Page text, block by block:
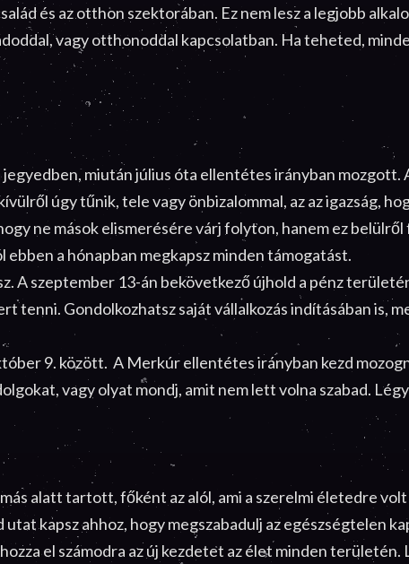
és az otthon szektorában. Ez nem lesz a legjobb
vagy otthonoddal kapcsolatban. Ha teheted,
miután július óta ellentétes irányban mozgott.
úgy tűnik, tele vagy önbizalommal, az az igazság,
ne mások elismerésére várj folyton, hanem ez belülről
a hónapban megkapsz minden támogatást.
A szeptember 13-án bekövetkező újhold a pénz
Gondolkozhatsz saját vállalkozás indításában is,
9. között. A Merkúr ellentétes irányban kezd
vagy olyat mondj, amit nem lett volna szabad.
alatt tartott, főként az alól, ami a szerelmi életedre volt
kapsz ahhoz, hogy megszabadulj az egészségtelen
el számodra az új kezdetet az élet minden területén.